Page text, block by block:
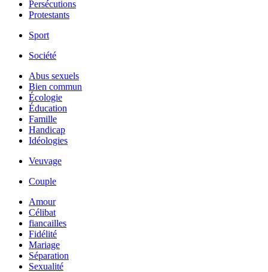
Persécutions
Protestants
Sport
Société
Abus sexuels
Bien commun
Écologie
Éducation
Famille
Handicap
Idéologies
Veuvage
Couple
Amour
Célibat
fiancailles
Fidélité
Mariage
Séparation
Sexualité